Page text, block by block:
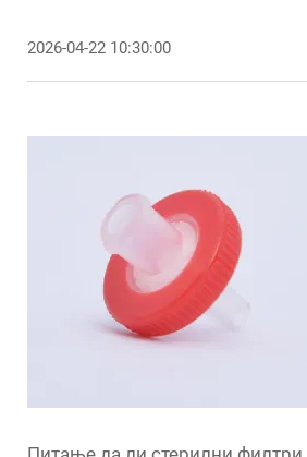
2026-04-22 10:30:00